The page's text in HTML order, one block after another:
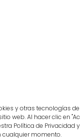
y otras tecnologías
web. Al hacer clic en
Política de Privacidad
cualquier momento.